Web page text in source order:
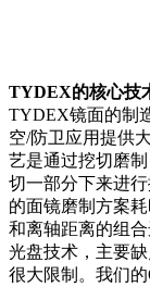
TYDEX的核心技
TYDEX镜面的制
空/防卫应用提供
艺是通过挖切磨
切一部分下来进
的面镜磨制方案
和离轴距离的组
光盘技术，主要
很大限制。我们